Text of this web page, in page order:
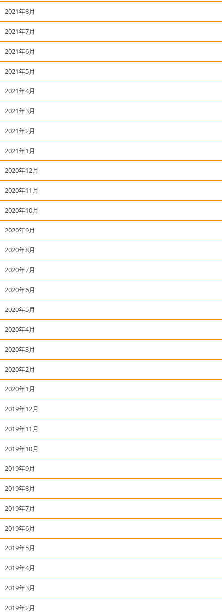
2021年8月
2021年7月
2021年6月
2021年5月
2021年4月
2021年3月
2021年2月
2021年1月
2020年12月
2020年11月
2020年10月
2020年9月
2020年8月
2020年7月
2020年6月
2020年5月
2020年4月
2020年3月
2020年2月
2020年1月
2019年12月
2019年11月
2019年10月
2019年9月
2019年8月
2019年7月
2019年6月
2019年5月
2019年4月
2019年3月
2019年2月